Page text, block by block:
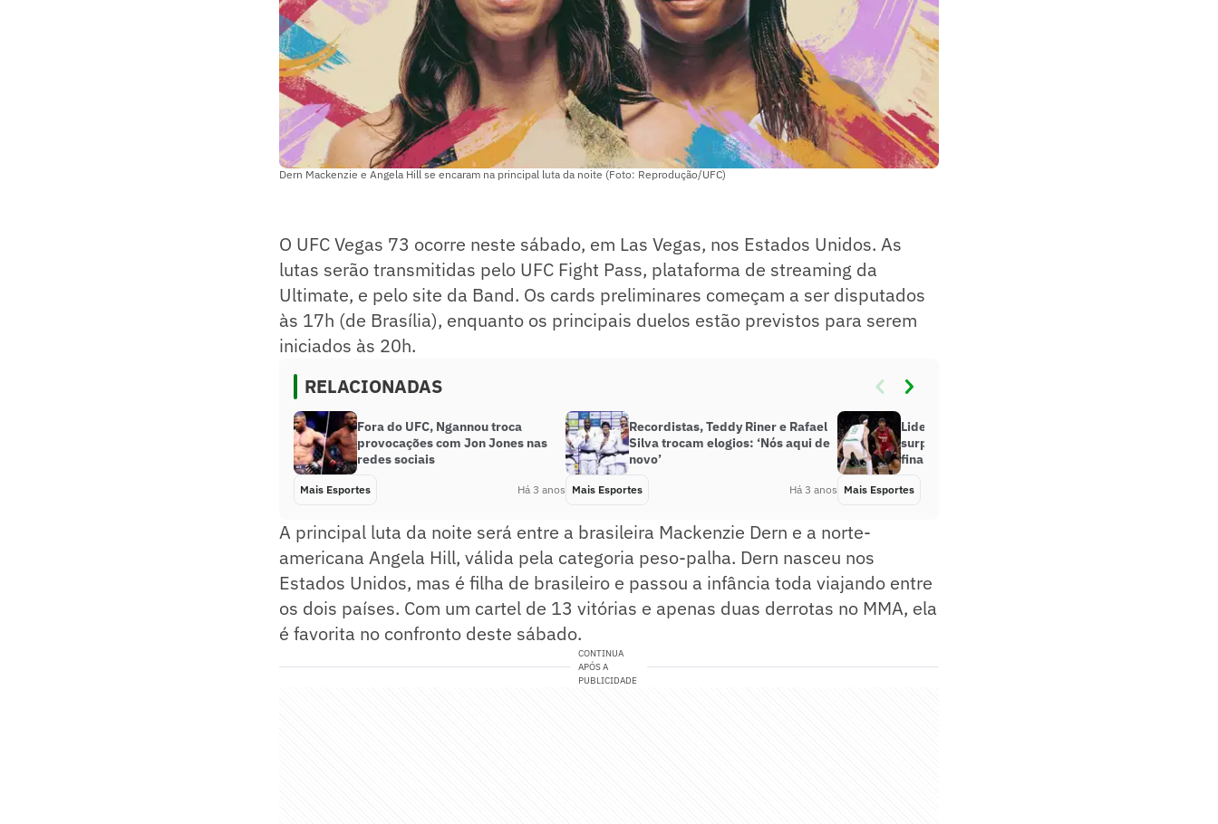
Dern Mackenzie e Angela Hill se encaram na principal luta da noite (Foto: Reprodução/UFC)
O UFC Vegas 73 ocorre neste sábado, em Las Vegas, nos Estados Unidos. As
lutas serão transmitidas pelo UFC Fight Pass, plataforma de streaming da
Ultimate, e pelo site da Band. Os cards preliminares começam a ser disputados
às 17h (de Brasília), enquanto os principais duelos estão previstos para serem
iniciados às 20h.
RELACIONADAS
Fora do UFC, Ngannou troca
provocações com Jon Jones nas
redes sociais
Mais Esportes Há 3 anos
Recordistas, Teddy Riner e Rafael
Silva trocam elogios: ‘Nós aqui de
novo’
Mais Esportes Há 3 anos
Liderado por Jimmy Butler, Heat
surpreende Celtics no início das
finais do Leste
Mais Esportes
A principal luta da noite será entre a brasileira Mackenzie Dern e a norte-
americana Angela Hill, válida pela categoria peso-palha. Dern nasceu nos
Estados Unidos, mas é filha de brasileiro e passou a infância toda viajando entre
os dois países. Com um cartel de 13 vitórias e apenas duas derrotas no MMA, ela
é favorita no confronto deste sábado.
CONTINUA
APÓS A
PUBLICIDADE